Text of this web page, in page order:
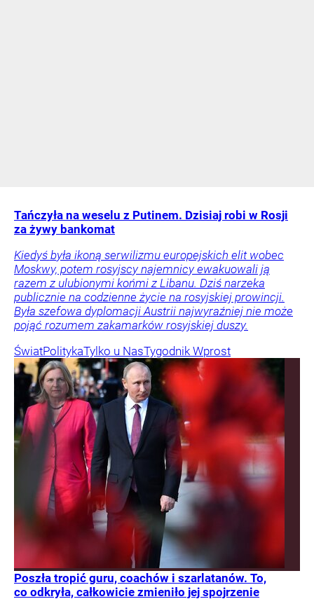
Tańczyła na weselu z Putinem. Dzisiaj robi w Rosji
za żywy bankomat
Kiedyś była ikoną serwilizmu europejskich elit wobec
Moskwy, potem rosyjscy najemnicy ewakuowali ją
razem z ulubionymi końmi z Libanu. Dziś narzeka
publicznie na codzienne życie na rosyjskiej prowincji.
Była szefowa dyplomacji Austrii najwyraźniej nie może
pojąć rozumem zakamarków rosyjskiej duszy.
ŚwiatPolitykaTylko u NasTygodnik Wprost
Poszła tropić guru, coachów i szarlatanów. To,
co odkryła, całkowicie zmieniło jej spojrzenie